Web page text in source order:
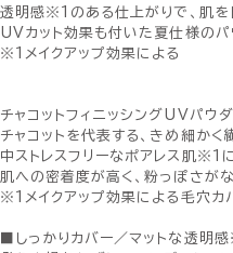
透明感※1のある仕上がりで、肌を
UVカット効果も付いた夏仕様のパ
※1メイクアップ効果による
チャコットフィニッシングUVパウ
チャコットを代表する、きめ細か
中ストレスフリーなポアレス肌※1
肌への密着度が高く、粉っぽさが
※1メイクアップ効果による毛穴カ
■しっかりカバー／マットな透明